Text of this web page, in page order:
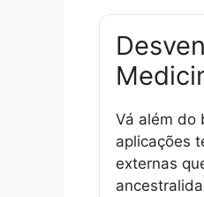
Vá além do
aplicações
externas